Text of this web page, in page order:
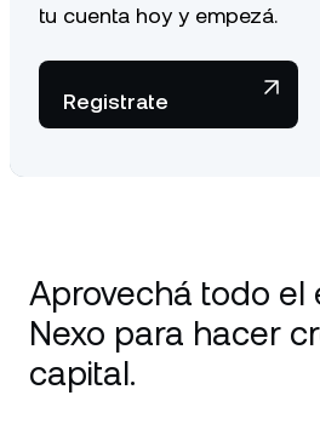
tu cuenta hoy y empezá.
Registrate
Aprovechá todo el
Nexo para hacer
capital.